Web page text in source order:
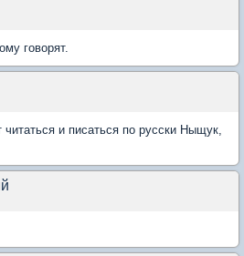
говорят.
читаться и писаться по русски Ныщук,